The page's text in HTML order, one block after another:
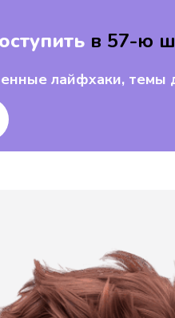
в 57-ю
лайфхаки,